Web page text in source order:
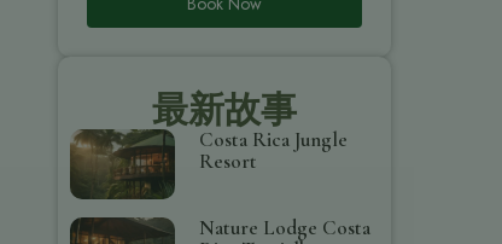
最新故事
Costa Rica Jungle
Resort
Nature Lodge Costa